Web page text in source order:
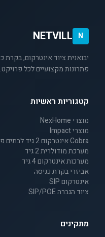
N
NETVILL
פתרונות מקצועיים לכל פרויקט.
קטגוריות ראשיות
מוצרי NexHome
מוצרי Impact
Cobra אינטרקום 2 גיד לבתים פרטיים
מערכת מודולרית 2 גיד
מערכות אינטרקום 4 גיד
אביזרי בקרת כניסה
אינטרקום SIP
ציוד הגברה SIP/POE
מתקינים